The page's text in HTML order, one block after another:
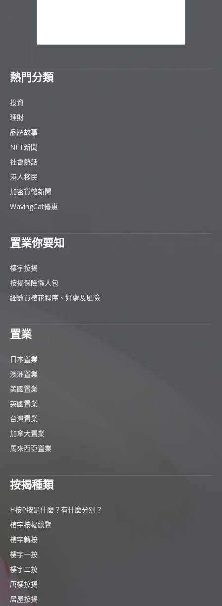
熱門分類
投資
理財
品牌故事
NFT新聞
社會熱話
港人移民
加密貨幣新聞
WavingCat優惠
置業你要知
樓宇按揭
按揭保險懶人包
細數買樓花程序、好處及風險
置業
日本置業
澳洲置業
美國置業
英國置業
台灣置業
加拿大置業
馬來西亞置業
按揭種類
H按P按是什麼？有什麼分別？
樓宇按揭總覽
樓宇轉按
樓宇一按
樓宇二按
唐樓按揭
居屋按揭